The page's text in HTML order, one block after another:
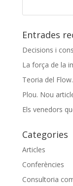
Entrades
Decisions i
La força de la
Teoria del
Plou. Nou
Els venedors
Categories
Articles
Conferències
Consultoria